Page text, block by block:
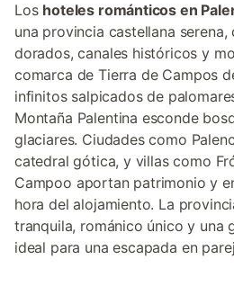
Los hoteles románticos en
una provincia castellana
dorados, canales históricos y
comarca de Tierra de Campos
infinitos salpicados de
Montaña Palentina esconde
glaciares. Ciudades como
catedral gótica, y villas como
Campoo aportan patrimonio y
hora del alojamiento. La
tranquila, románico único y una
ideal para una escapada en